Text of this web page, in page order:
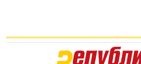
Скокна минималниот